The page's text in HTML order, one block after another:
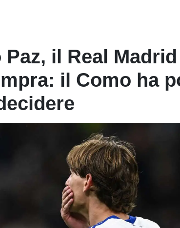
Paz, il Real
il Como ha